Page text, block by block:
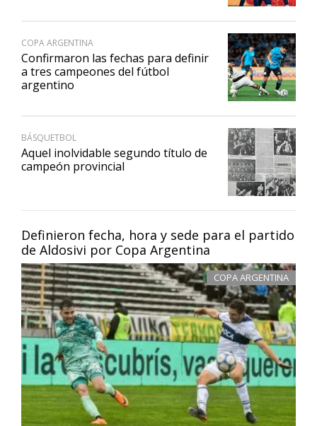
Definieron fecha, hora y sede para el partido
de Aldosivi por Copa Argentina
COPA ARGENTINA
COPA ARGENTINA
Confirmaron las fechas para definir
a tres campeones del fútbol
argentino
BÁSQUETBOL
Aquel inolvidable segundo título de
campeón provincial